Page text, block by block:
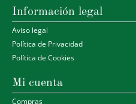
Información legal
Aviso legal
Política de Privacidad
Política de Cookies
Mi cuenta
Compras